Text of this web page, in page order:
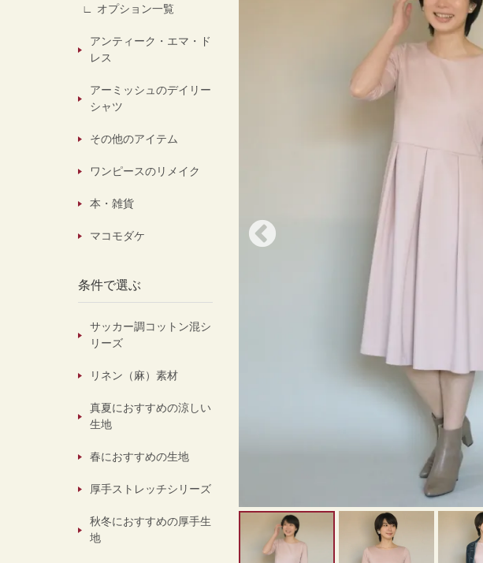
オプション一覧
アンティーク・エマ・ド
レス
アーミッシュのデイリー
シャツ
その他のアイテム
ワンピースのリメイク
本・雑貨
マコモダケ
条件で選ぶ
サッカー調コットン混シ
リーズ
リネン（麻）素材
真夏におすすめの涼しい
生地
春におすすめの生地
厚手ストレッチシリーズ
秋冬におすすめの厚手生
地